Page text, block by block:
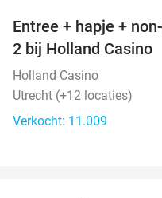
Entree + hapje +
2 bij Holland Casino
Holland Casino
Utrecht (+12 locaties)
Verkocht: 11.009